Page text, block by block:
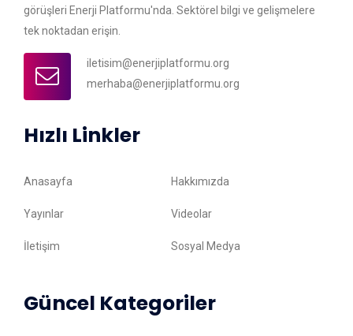
görüşleri Enerji Platformu'nda. Sektörel bilgi ve gelişmelere
tek noktadan erişin.
iletisim@enerjiplatformu.org
merhaba@enerjiplatformu.org
Hızlı Linkler
Anasayfa Hakkımızda
Yayınlar Videolar
İletişim Sosyal Medya
Güncel Kategoriler